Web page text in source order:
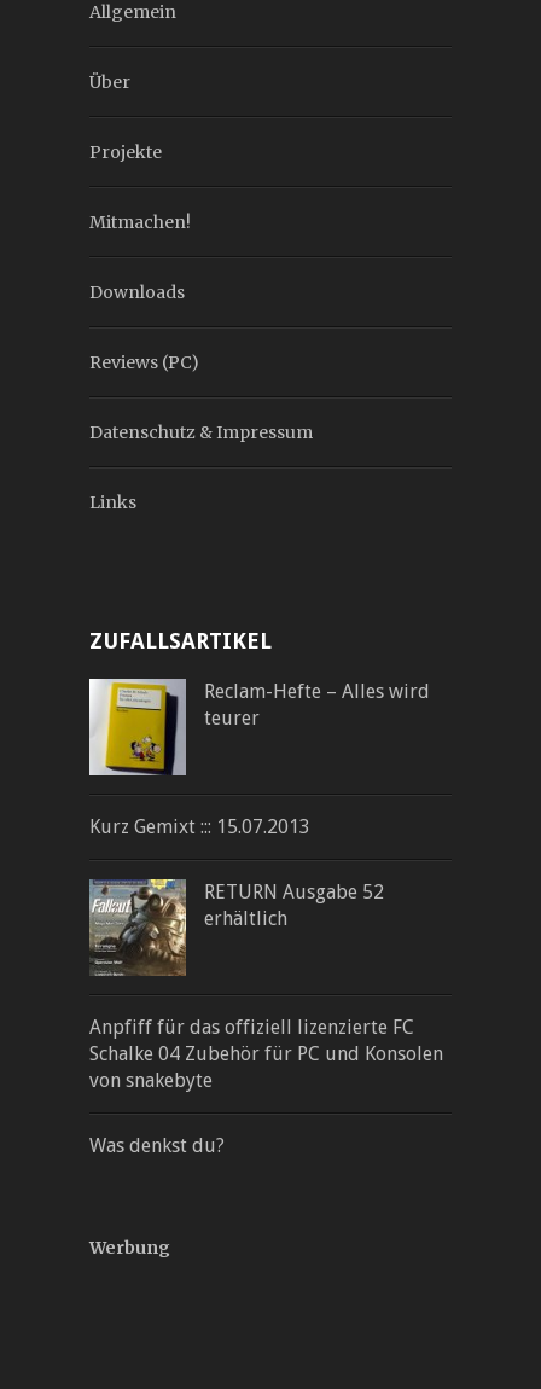
Allgemein
Über
Projekte
Mitmachen!
Downloads
Reviews (PC)
Datenschutz & Impressum
Links
ZUFALLSARTIKEL
Reclam-Hefte – Alles wird
teurer
Kurz Gemixt ::: 15.07.2013
RETURN Ausgabe 52
erhältlich
Anpfiff für das offiziell lizenzierte FC
Schalke 04 Zubehör für PC und Konsolen
von snakebyte
Was denkst du?
Werbung